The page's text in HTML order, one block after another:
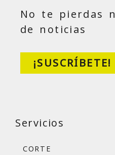
No te pierdas
de noticias
¡SUSCRÍBETE!
Servicios
CORTE